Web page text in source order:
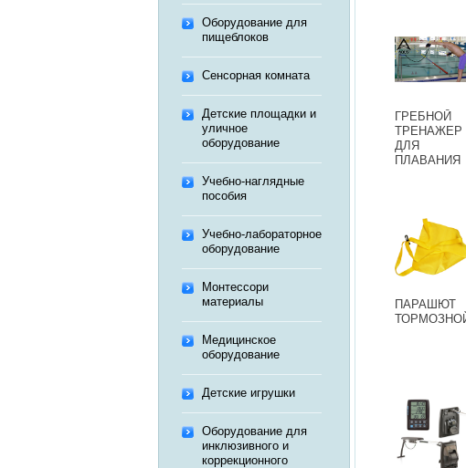
Оборудование для
пищеблоков
Сенсорная комната
Детские площадки и
уличное
оборудование
Учебно-наглядные
пособия
Учебно-лабораторное
оборудование
Монтессори
материалы
Медицинское
оборудование
Детские игрушки
Оборудование для
инклюзивного и
коррекционного
ГРЕБНОЙ
ТРЕНАЖЕР
ДЛЯ
ПЛАВАНИЯ
ПАРАШЮТ